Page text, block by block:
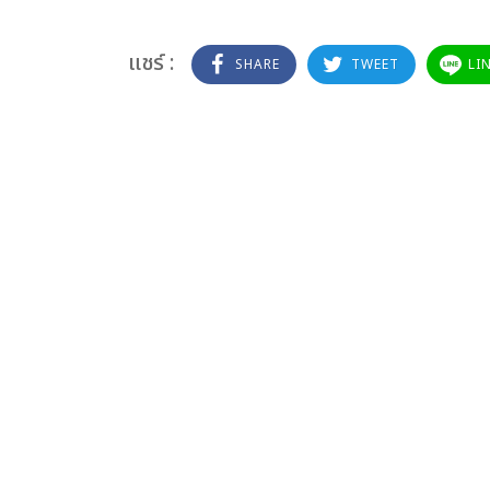
แชร์ : SHARE TWEET